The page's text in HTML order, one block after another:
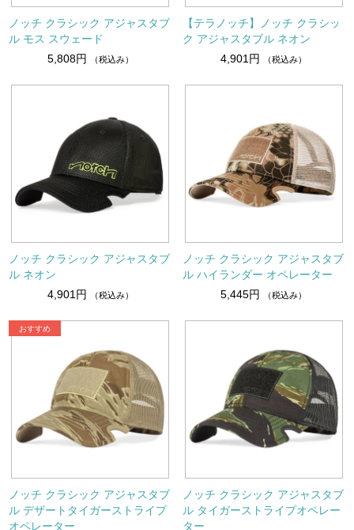
ノッチ クラシック アジャスタブ
ル モス スウェード
5,808円
（税込み）
【テラノッチ】ノッチ クラシッ
ク アジャスタブル ネオン
4,901円
（税込み）
ノッチ クラシック アジャスタブ
ル ネオン
4,901円
（税込み）
ノッチ クラシック アジャスタブ
ル ハイランダー オペレーター
5,445円
（税込み）
ノッチ クラシック アジャスタブ
ル デザートタイガーストライプ
オペレーター
ノッチ クラシック アジャスタブ
ル タイガーストライプオペレー
ター